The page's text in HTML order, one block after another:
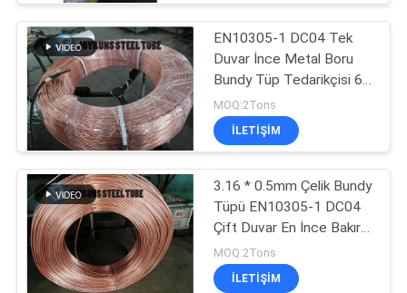
Alüminyum Boru
Bobini
Titanyum Eşanjör
Tüpleri
13
EN10305-1 DC04 Tek
Duvar İnce Metal Boru
Bundy Tüp Tedarikçisi 6 *
0.65mm
MOQ:2Tons
ILETIŞIM
3.16 * 0.5mm Çelik Bundy
Tüpü EN10305-1 DC04
Çift Duvar En İnce Bakır
Kaplı Boru
MOQ:2Tons
ILETIŞIM